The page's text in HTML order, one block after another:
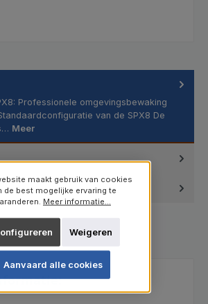
Professionele omgevingsbewaking
van de SPX8 De
Meer
maakt gebruik van cookies
de best mogelijke ervaring te
Meer informatie...
Weigeren
Aanvaard alle cookies